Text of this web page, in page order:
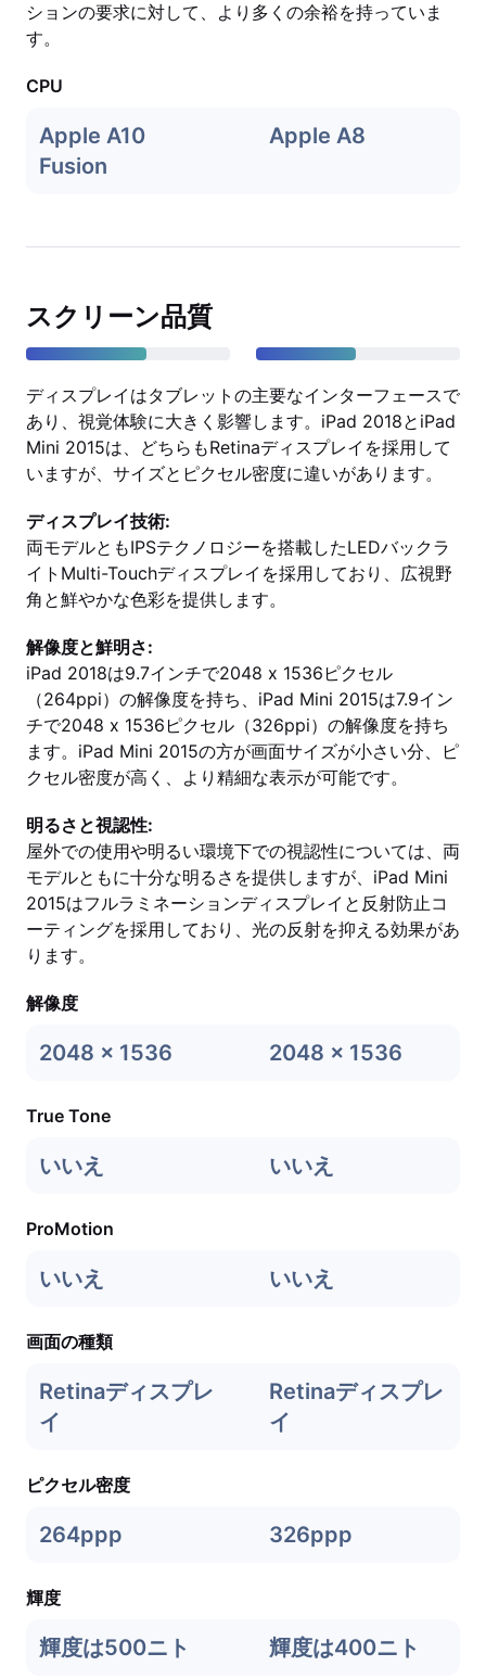
ションの要求に対して、より多くの余裕を持っていま
す。
CPU
Apple A10
Fusion
Apple A8
スクリーン品質
ディスプレイはタブレットの主要なインターフェースで
あり、視覚体験に大きく影響します。iPad 2018とiPad
Mini 2015は、どちらもRetinaディスプレイを採用して
いますが、サイズとピクセル密度に違いがあります。
ディスプレイ技術:
両モデルともIPSテクノロジーを搭載したLEDバックラ
イトMulti-Touchディスプレイを採用しており、広視野
角と鮮やかな色彩を提供します。
解像度と鮮明さ:
iPad 2018は9.7インチで2048 x 1536ピクセル
（264ppi）の解像度を持ち、iPad Mini 2015は7.9イン
チで2048 x 1536ピクセル（326ppi）の解像度を持ち
ます。iPad Mini 2015の方が画面サイズが小さい分、ピ
クセル密度が高く、より精細な表示が可能です。
明るさと視認性:
屋外での使用や明るい環境下での視認性については、両
モデルともに十分な明るさを提供しますが、iPad Mini
2015はフルラミネーションディスプレイと反射防止コ
ーティングを採用しており、光の反射を抑える効果があ
ります。
解像度
2048 x 1536 2048 x 1536
True Tone
いいえ いいえ
ProMotion
いいえ いいえ
画面の種類
Retinaディスプレ
イ
Retinaディスプレ
イ
ピクセル密度
264ppp 326ppp
輝度
輝度は500ニト 輝度は400ニト